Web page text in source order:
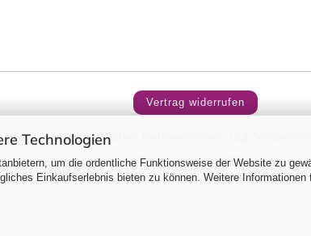
Technologien
um die ordentliche Funktionsweise der Website zu
Einkaufserlebnis bieten zu können. Weitere Informationen
Vertrag widerrufen
inklusive der gesetzlichen Mehrwertsteuer, zzgl.
RM Beautynails ©2026